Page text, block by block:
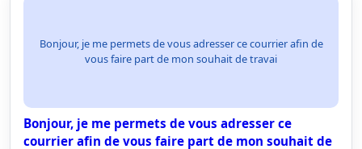
Bonjour, je me permets de vous adresser ce courrier afin de
vous faire part de mon souhait de travai
Bonjour, je me permets de vous adresser ce
courrier afin de vous faire part de mon souhait de